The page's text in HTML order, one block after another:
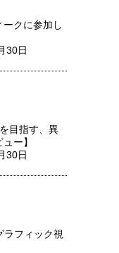
クに参加し
30日
目指す、異
ー】
30日
フィック視